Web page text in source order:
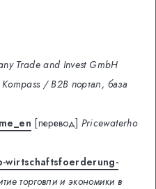
Trade and Invest GmbH
Kompass / B2B портал, база
[перевод] Pricewaterho
wirtschaftsfoerderung-
торговли и экономики в